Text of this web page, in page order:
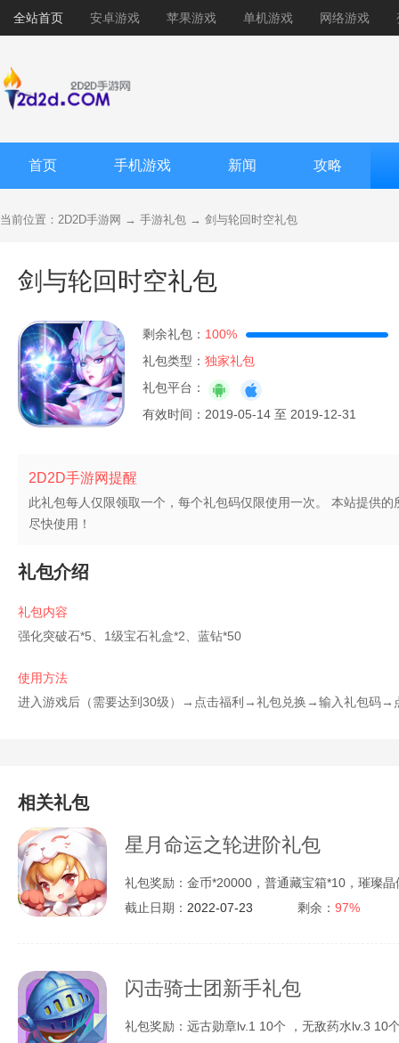
全站首页 安卓游戏 苹果游戏 单机游戏 网络游戏
首页 手机游戏 新闻 攻略
当前位置： 2D2D手游网 → 手游礼包 → 剑与轮回时空礼包
剑与轮回时空礼包
剩余礼包： 100%
礼包类型： 独家礼包
礼包平台：
有效时间： 2019-05-14 至 2019-12-31
2D2D手游网提醒
此礼包每人仅限领取一个，每个礼包码仅限使用一次。 本站提供
尽快使用！
礼包介绍
礼包内容
强化突破石*5、1级宝石礼盒*2、蓝钻*50
使用方法
进入游戏后（需要达到30级）→点击福利→礼包兑换→输入礼包码→
相关礼包
星月命运之轮进阶礼包
礼包奖励：金币*20000，普通藏宝箱*10，璀璨晶
截止日期： 2022-07-23 剩余： 97%
闪击骑士团新手礼包
礼包奖励：远古勋章lv.1 10个 ，无敌药水lv.3 10